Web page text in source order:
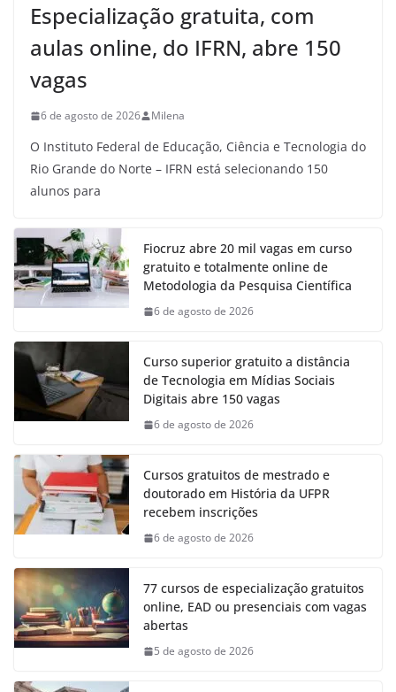
Especialização gratuita, com
aulas online, do IFRN, abre 150
vagas
6 de agosto de 2026 Milena
O Instituto Federal de Educação, Ciência e Tecnologia do
Rio Grande do Norte – IFRN está selecionando 150
alunos para
Fiocruz abre 20 mil vagas em curso
gratuito e totalmente online de
Metodologia da Pesquisa Científica
6 de agosto de 2026
Curso superior gratuito a distância
de Tecnologia em Mídias Sociais
Digitais abre 150 vagas
6 de agosto de 2026
Cursos gratuitos de mestrado e
doutorado em História da UFPR
recebem inscrições
6 de agosto de 2026
77 cursos de especialização gratuitos
online, EAD ou presenciais com vagas
abertas
5 de agosto de 2026